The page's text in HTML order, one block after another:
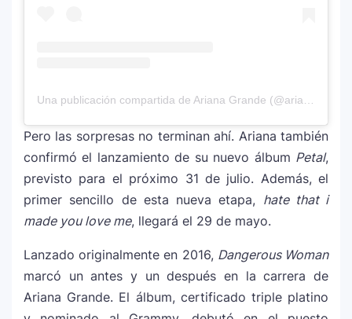
Pero las sorpresas no terminan ahí. Ariana también
confirmó el lanzamiento de su nuevo álbum Petal,
previsto para el próximo 31 de julio. Además, el
primer sencillo de esta nueva etapa, hate that i
made you love me, llegará el 29 de mayo.
Lanzado originalmente en 2016, Dangerous Woman
marcó un antes y un después en la carrera de
Ariana Grande. El álbum, certificado triple platino